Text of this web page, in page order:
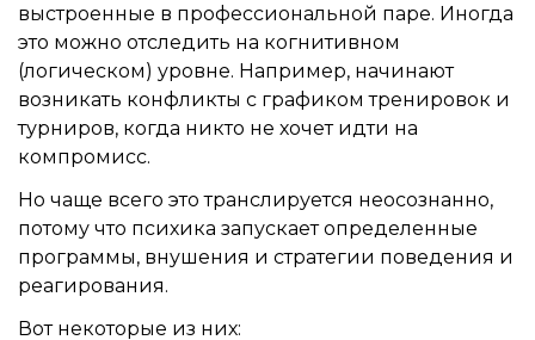
выстроенные в профессиональной паре. Иногда
это можно отследить на когнитивном
(логическом) уровне. Например, начинают
возникать конфликты с графиком тренировок и
турниров, когда никто не хочет идти на
компромисс.
Но чаще всего это транслируется неосознанно,
потому что психика запускает определенные
программы, внушения и стратегии поведения и
реагирования.
Вот некоторые из них: